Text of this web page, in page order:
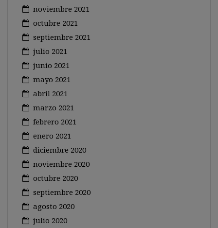
noviembre 2021
octubre 2021
septiembre 2021
julio 2021
junio 2021
mayo 2021
abril 2021
marzo 2021
febrero 2021
enero 2021
diciembre 2020
noviembre 2020
octubre 2020
septiembre 2020
agosto 2020
julio 2020